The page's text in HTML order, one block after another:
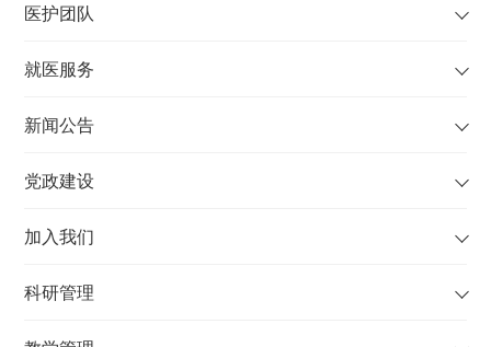
医护团队
就医服务
新闻公告
党政建设
加入我们
科研管理